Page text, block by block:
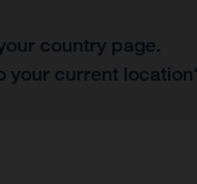
country page.
your current